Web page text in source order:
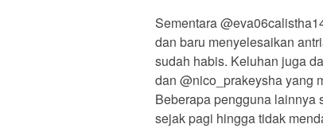
Sementara
dan baru menyelesaikan
sudah habis. Keluhan juga
dan @nico_prakeysha yang
Beberapa pengguna lainnya
sejak pagi hingga tidak